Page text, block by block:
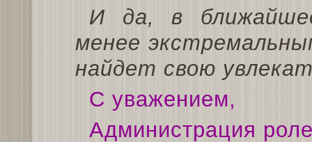
И да, в
менее
найдет свою
С уважением,
Администрация